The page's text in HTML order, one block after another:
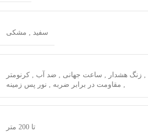
سفید , مشکی
, زنگ هشدار , ساعت جهانی , ضد آب , کرنومتر
, مقاومت در برابر ضربه , نور پس زمینه
تا 200 متر